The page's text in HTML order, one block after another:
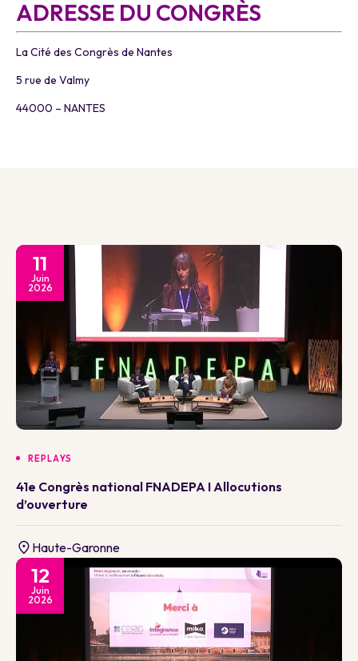
ADRESSE DU CONGRÈS
La Cité des Congrès de Nantes
5 rue de Valmy
44000 – NANTES
11
Juin
2026
REPLAYS
41e Congrès national FNADEPA I Allocutions
d’ouverture
Haute-Garonne
12
Juin
2026